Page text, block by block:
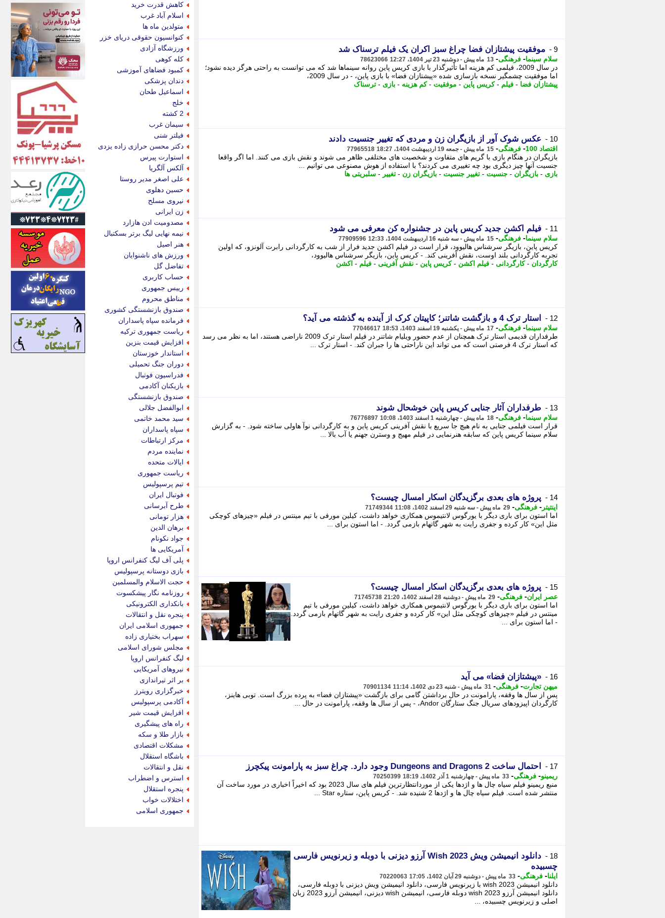
9 - موفقیت پیشتازان فضا چراغ سبز اکران یک فیلم ترسناک شد
سلام سینما- فرهنگی- 13 ماه پیش - دوشنبه 23 تیر 1404، 12:27 78623066
در سال 2009، فیلمی کم هزینه اما تأثیرگذار با بازی کریس پاین روانه سینماها شد که می توانست به راحتی هرگز دیده نشود؛
اما موفقیت چشمگیر نسخه بازسازی شده «پیشتازان فضا» با بازی پاین، - در سال 2009،
پیشتازان فضا - فیلم -کریس پاین - موفقیت -کم هزینه - بازی - ترسناک
10 - عکس شوک آور از بازیگران زن و مردی که تغییر جنسیت دادند
اقتصاد 100 - فرهنگی- 15 ماه پیش - جمعه 19 اردیبهشت 1404، 18:27 77965518
بازیگران در هنگام بازی با گریم های متفاوت و شخصیت های مختلفی ظاهر می شوند و نقش بازی می کنند. اما اگر واقعا
جنسیت آنها چیز دیگری بود چه تغییری می کردند؟ با استفاده از هوش مصنوعی می توانیم ...
بازی - بازیگران - جنسیت - تغییر جنسیت - بازیگران زن - تغییر - سلبریتی ها
11 - فیلم اکشن جدید کریس پاین در جشنواره کن معرفی می شود
سلام سینما- فرهنگی- 15 ماه پیش - سه شنبه 16 اردیبهشت 1404، 12:33 77909596
کریس پاین، بازیگر سرشناس هالیوود، قرار است در فیلم اکشن جدید فرار از شب به کارگردانی رابرت آلونزو، که اولین
تجربه کارگردانی بلند اوست، نقش آفرینی کند. - کریس پاین، بازیگر سرشناس هالیوود،
کارگردان -کارگردانی - فیلم اکشن -کریس پاین - نقش آفرینی - فیلم - اکشن
12 - استار ترک 4 و بازگشت شاتنر؛ کاپیتان کرک از آینده به گذشته می آید؟
سلام سینما- فرهنگی- 17 ماه پیش - یکشنبه 19 اسفند 1403، 18:53 77046617
طرفداران قدیمی استار ترک همچنان از عدم حضور ویلیام شاتنر در فیلم استار ترک 2009 ناراضی هستند، اما به نظر می رسد
که استار ترک 4 فرصتی است که می تواند این ناراحتی ها را جبران کند. - استار ترک ...
13 - طرفداران آثار جنایی کریس پاین خوشحال شوند
سلام سینما- فرهنگی- 18 ماه پیش - چهارشنبه 1 اسفند 1403، 10:08 76776897
قرار است فیلمی جنایی به نام هیچ جا سریع با نقش آفرینی کریس پاین و به کارگردانی نوآ هاولی ساخته شود. - به گزارش
سلام سینما کریس پاین که سابقه هنرنمایی در فیلم مهیج و وسترن جهنم یا آب بالا ...
14 - پروژه های بعدی برگزیدگان اسکار امسال چیست؟
اینتیتر - فرهنگی- 29 ماه پیش - سه شنبه 29 اسفند 1402، 11:08 71749344
اما استون برای باری دیگر با یورگوس لانتیموس همکاری خواهد داشت، کیلین مورفی با تیم مینتس در فیلم «چیزهای کوچکی
مثل این» کار کرده و جفری رایت به شهر گاتهام بازمی گردد. - اما استون برای ...
15 - پروژه های بعدی برگزیدگان اسکار امسال چیست؟
عصر ایران- فرهنگی- 29 ماه پیش - دوشنبه 28 اسفند 1402، 21:20 71745738
اما استون برای باری دیگر با یورگوس لانتیموس همکاری خواهد داشت، کیلین مورفی با تیم
مینتس در فیلم «چیزهای کوچکی مثل این» کار کرده و جفری رایت به شهر گاتهام بازمی گردد.
- اما استون برای ...
16 - «پیشتازان فضا» می آید
میهن تجارت- فرهنگی- 31 ماه پیش - شنبه 23 دی 1402، 11:14 70901134
پس از سال ها وقفه، پارامونت در حال برداشتن گامی برای بازگشت «پیشتازان فضا» به پرده بزرگ است. توبی هاینز،
کارگردان اپیزودهای سریال جنگ ستارگان Andor، - پس از سال ها وقفه، پارامونت در حال ...
17 - احتمال ساخت Dungeons and Dragons 2 وجود دارد. چراغ سبز به پارامونت پیکچرز
ریمینو- فرهنگی- 33 ماه پیش - چهارشنبه 1 آذر 1402، 18:19 70250399
منبع ریمینو فیلم سیاه چال ها و اژدها یکی از موردانتظارترین فیلم های سال 2023 بود که اخیراً اخباری در مورد ساخت آن
منتشر شده است. فیلم سیاه چال ها و اژدها 2 شنیده شد. - کریس پاین، ستاره Star ...
18 -
دانلود انیمیشن ویش Wish 2023 آرزو دیزنی با دوبله و زیرنویس فارسی
چسبیده
ایلنا- فرهنگی- 33 ماه پیش - دوشنبه 29 آبان 1402، 17:05 70220063
دانلود انیمیشن wish 2023 با زیرنویس فارسی، دانلود انیمیشن ویش دیزنی با دوبله فارسی،
دانلود انیمیشن آرزو 2023 wish دوبله فارسی، انیمیشن wish دیزنی، انیمیشن آرزو 2023 زبان
اصلی و زیرنویس چسبیده، ...
کاهش قدرت خرید
اسلام آباد غرب
متولدین ماه ها
کنوانسیون حقوقی دریای خزر
ورزشگاه آزادی
کله کوهی
کمبود فضاهای آموزشی
دندان پزشکی
اسماعیل طحان
خلج
2 کشته
سیمان غرب
فیلتر شنی
دکتر محسن حرازی زاده یزدی
استوارت پیرس
آلکس آلگریا
علی اصغر مدیر روستا
حسین دهلوی
نیروی مسلح
زن ایرانی
مصدومیت ادن هازارد
نیمه نهایی لیگ برتر بسکتبال
هنر اصیل
ورزش های ناشنوایان
تفاضل گل
حساب کاربری
رییس جمهوری
مناطق محروم
صندوق بازنشستگی کشوری
فرمانده سپاه پاسداران
ریاست جمهوری ترکیه
افزایش قیمت بنزین
استاندار خوزستان
دوران جنگ تحمیلی
فدراسیون فوتبال
بازیکنان آکادمی
صندوق بازنشستگی
ابوالفضل جلالی
سید محمد خاتمی
سپاه پاسداران
مرکز ارتباطات
نماینده مردم
ایالات متحده
ریاست جمهوری
تیم پرسپولیس
فوتبال ایران
طرح آبرسانی
هزار تومانی
برهان الدین
جواد نکونام
آمریکایی ها
پلی آف لیگ کنفرانس اروپا
بازی دوستانه پرسپولیس
حجت الاسلام والمسلمین
روزنامه نگار پیشکسوت
بانکداری الکترونیکی
پنجره نقل و انتقالات
جمهوری اسلامی ایران
سهراب بختیاری زاده
مجلس شورای اسلامی
لیگ کنفرانس اروپا
نیروهای آمریکایی
بر اثر تیراندازی
خبرگزاری رویترز
آکادمی پرسپولیس
افزایش قیمت شیر
راه های پیشگیری
بازار طلا و سکه
مشکلات اقتصادی
باشگاه استقلال
نقل و انتقالات
استرس و اضطراب
پنجره استقلال
اختلالات خواب
جمهوری اسلامی
اکوفارس
اکونگار
اکونیوز
الف
انتشار آنلاین
اندیشه قرن
اندیشه معاصر
اندیشه ها
انرژی پرس
ای استخدام
ایتنا
ایراف
ایران آرت
ایران آنلاین
ایران زندگی
ایران فوری
ایرانی روز
ایرانیتال
ایرنا
ایسکانیوز
ایسنا
ایکنا
ایلنا
اینتیتر
ایونا نیوز
بازتاب آنلاین
باشگاه خبرنگاران
باغستان نیوز
بامبوک
ببین و بخون
بدینسان
بنکر